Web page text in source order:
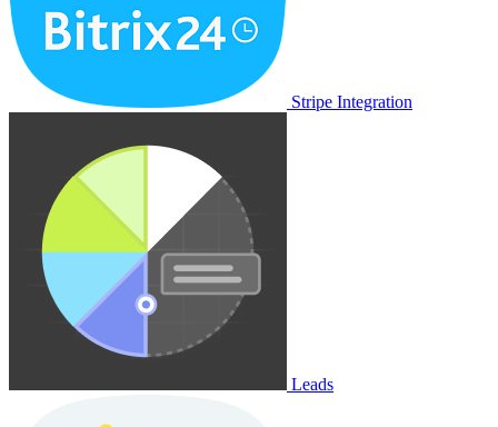
Stripe Integration
Leads